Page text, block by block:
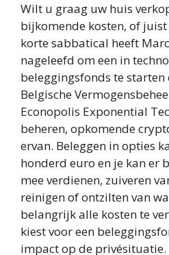
Wilt u graag uw huis
bijkomende kosten, of juist
korte sabbatical heeft
nageleefd om een in
beleggingsfonds te starten
Belgische
Econopolis Exponential
beheren, opkomende
ervan. Beleggen in opties
honderd euro en je kan er
mee verdienen, zuiveren
reinigen of ontzilten van
belangrijk alle kosten te
kiest voor een
impact op de privésituatie.